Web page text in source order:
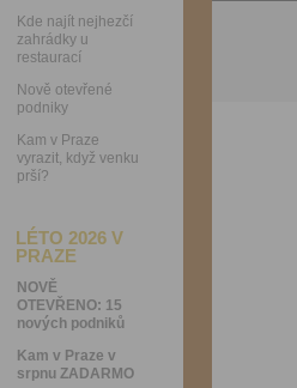
Kde najít nejhezčí
zahrádky u
restaurací
Nově otevřené
podniky
Kam v Praze
vyrazit, když venku
prší?
LÉTO 2026 V
PRAZE
NOVĚ
OTEVŘENO: 15
nových podniků
Kam v Praze v
srpnu ZADARMO